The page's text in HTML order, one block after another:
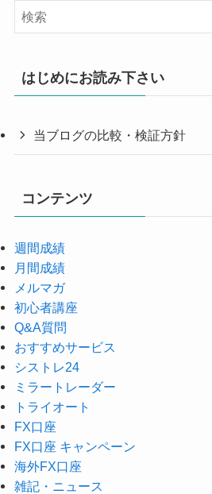
はじめにお読み下さい
当ブログの比較・検証方針
コンテンツ
週間成績
月間成績
メルマガ
初心者講座
Q&A質問
おすすめサービス
シストレ24
ミラートレーダー
トライオート
FX口座
FX口座 キャンペーン
海外FX口座
雑記・ニュース